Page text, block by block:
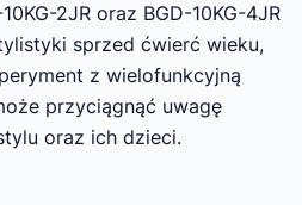
2JR oraz BGD-10KG-4JR
sprzed ćwierć wieku,
z wielofunkcyjną
przyciągnąć uwagę
oraz ich dzieci.